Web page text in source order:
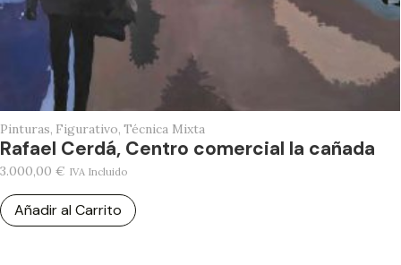
Pinturas, Figurativo, Técnica Mixta
Rafael Cerdá, Centro comercial la cañada
3.000,00 € IVA Incluido
Añadir al Carrito